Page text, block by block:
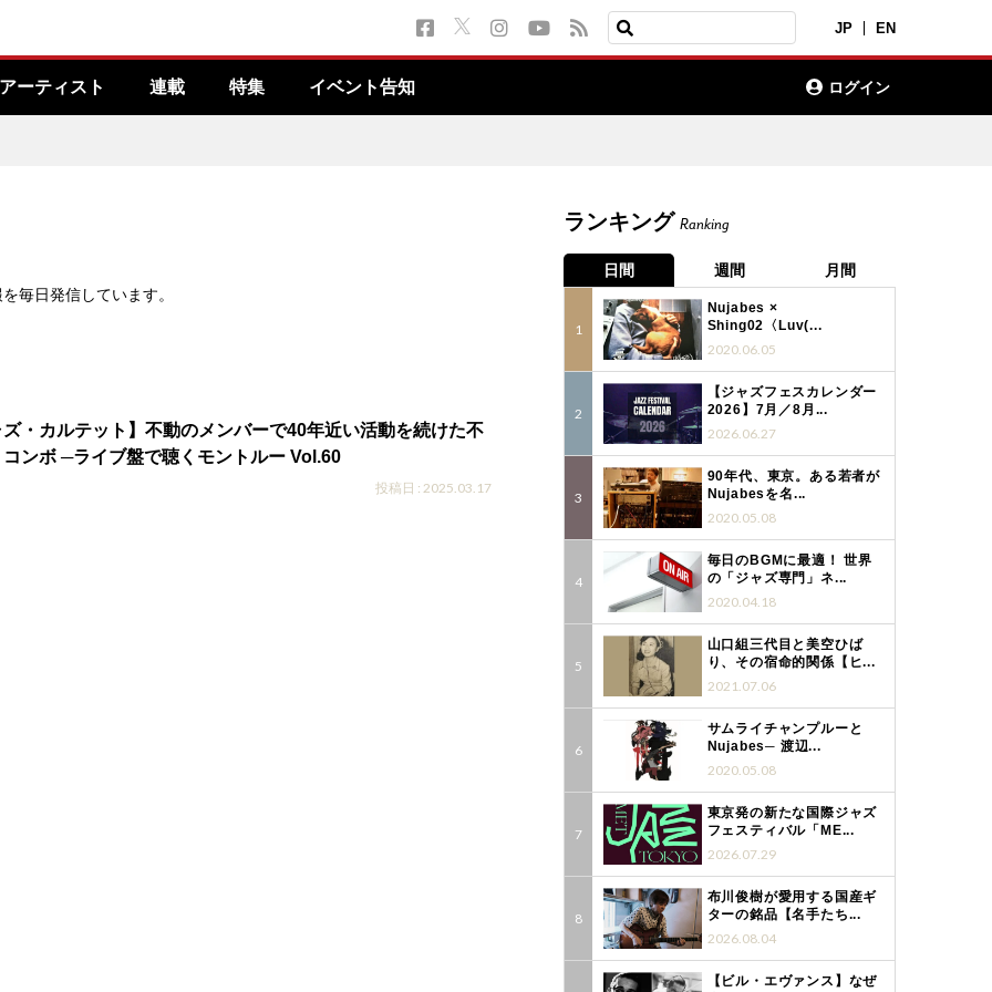
JP EN
ーティスト 連載 特集 イベント告知 ログイン
毎日発信しています。
・カルテット】不動のメンバーで40年近い活動を続けた不
ンボ ─ライブ盤で聴くモントルー Vol.60
投稿日 : 2025.03.17
ランキング Ranking
日間 週間 月間
Nujabes ×
Shing02〈Luv(...
2020.06.05
【ジャズフェスカレンダー
2026】7月／8月...
2026.06.27
90年代、東京。ある若者が
Nujabesを名...
2020.05.08
毎日のBGMに最適！ 世界
の「ジャズ専門」ネ...
2020.04.18
山口組三代目と美空ひば
り、その宿命的関係【ヒ...
2021.07.06
サムライチャンプルーと
Nujabes─ 渡辺...
2020.05.08
東京発の新たな国際ジャズ
フェスティバル「ME...
2026.07.29
布川俊樹が愛用する国産ギ
ターの銘品【名手たち...
2026.08.04
【ビル・エヴァンス】なぜ